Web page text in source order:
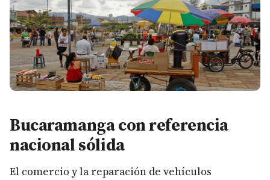
Bucaramanga con referencia
nacional sólida
El comercio y la reparación de vehículos